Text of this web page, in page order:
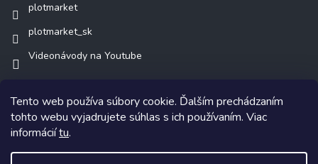
Tento web používa súbory cookie. Ďalším prechádzaním
tohto webu vyjadrujete súhlas s ich používaním. Viac
informáciítu.
plotmarket
plotmarket_sk
Videonávody na Youtube
Copyright 2026AMONIT.sk. Všetky práva vyhradené.